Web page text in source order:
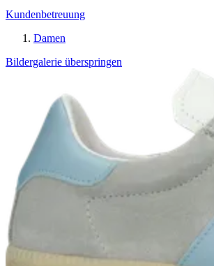
Kundenbetreuung
Damen
Bildergalerie überspringen